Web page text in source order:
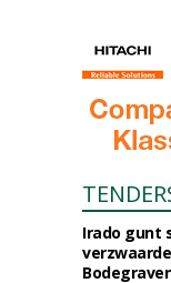
Irado gunt